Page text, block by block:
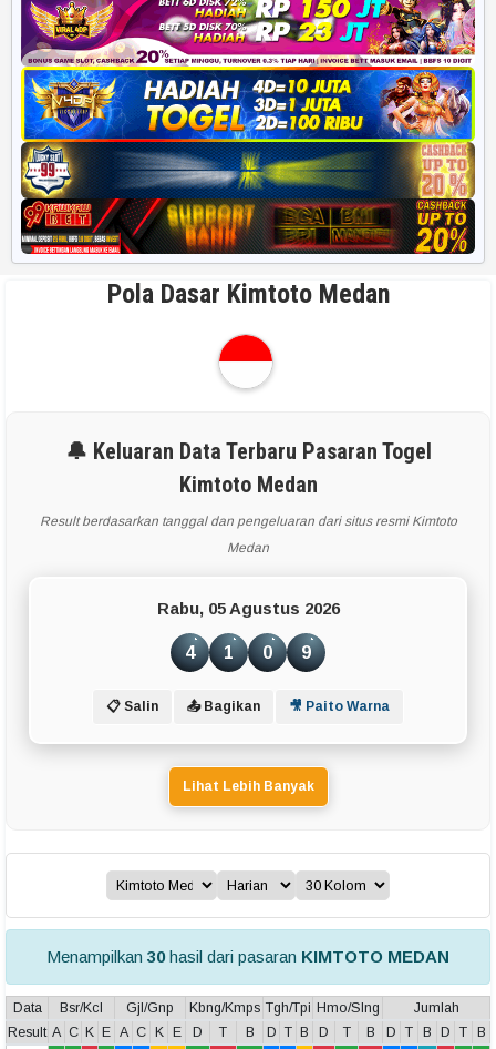
Pola Dasar Kimtoto Medan
🔔 Keluaran Data Terbaru Pasaran Togel
Kimtoto Medan
Result berdasarkan tanggal dan pengeluaran dari situs resmi Kimtoto
Medan
Rabu, 05 Agustus 2026
4 1 0 9
📋 Salin 📤 Bagikan 🎥 Paito Warna
Lihat Lebih Banyak
Menampilkan 30hasil dari pasaran KIMTOTO MEDAN
Data Bsr/Kcl Gjl/Gnp Kbng/Kmps Tgh/Tpi Hmo/Slng
Jumlah
Result A C K E A C K E D T B D T B D T B D T B D T
B